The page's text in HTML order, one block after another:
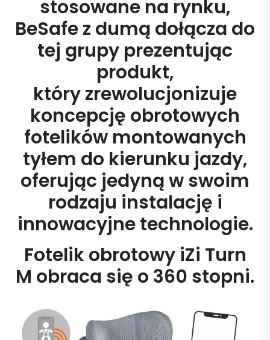
stosowane na rynku,
BeSafe z dumą dołącza do
tej grupy prezentując
produkt,
który zrewolucjonizuje
koncepcję obrotowych
fotelików montowanych
tyłem do kierunku jazdy,
oferując jedyną w swoim
rodzaju instalację i
innowacyjne technologie.
Fotelik obrotowy iZi Turn
M obraca się o 360 stopni.